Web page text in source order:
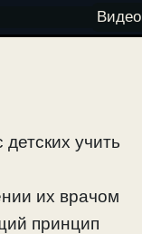
Видео
учить
их врачом
принцип